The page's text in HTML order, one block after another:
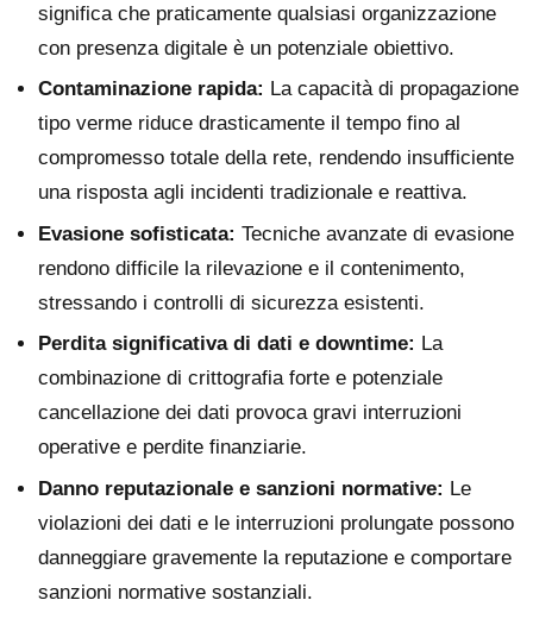
significa che praticamente qualsiasi organizzazione
con presenza digitale è un potenziale obiettivo.
Contaminazione rapida: La capacità di propagazione
tipo verme riduce drasticamente il tempo fino al
compromesso totale della rete, rendendo insufficiente
una risposta agli incidenti tradizionale e reattiva.
Evasione sofisticata: Tecniche avanzate di evasione
rendono difficile la rilevazione e il contenimento,
stressando i controlli di sicurezza esistenti.
Perdita significativa di dati e downtime: La
combinazione di crittografia forte e potenziale
cancellazione dei dati provoca gravi interruzioni
operative e perdite finanziarie.
Danno reputazionale e sanzioni normative: Le
violazioni dei dati e le interruzioni prolungate possono
danneggiare gravemente la reputazione e comportare
sanzioni normative sostanziali.